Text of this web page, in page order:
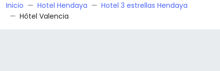
Inicio Hotel Hendaya
Hotel 3 estrellas Hendaya
Hôtel Valencia